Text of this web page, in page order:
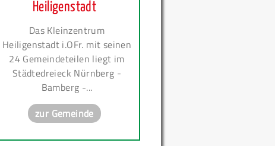
Heiligenstadt
Das Kleinzentrum
Heiligenstadt i.OFr. mit seinen
24 Gemeindeteilen liegt im
Städtedreieck Nürnberg -
Bamberg -...
zur Gemeinde